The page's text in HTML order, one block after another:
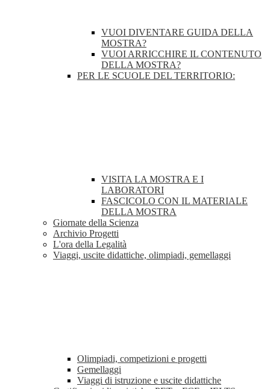
VUOI DIVENTARE GUIDA DELLA
MOSTRA?
VUOI ARRICCHIRE IL CONTENUTO
DELLA MOSTRA?
PER LE SCUOLE DEL TERRITORIO:
VISITA LA MOSTRA E I
LABORATORI
FASCICOLO CON IL MATERIALE
DELLA MOSTRA
Giornate della Scienza
Archivio Progetti
L'ora della Legalità
Viaggi, uscite didattiche, olimpiadi, gemellaggi
Olimpiadi, competizioni e progetti
Gemellaggi
Viaggi di istruzione e uscite didattiche